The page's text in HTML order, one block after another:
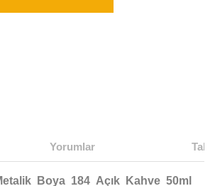
Yorumlar
Boya 184 Açık Kahve 50ml